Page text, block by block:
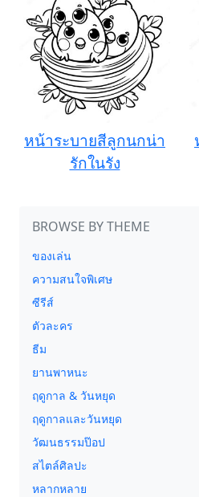
หน้าระบายสีลูกนกน่า
รักในรัง
BROWSE BY THEME
ของเล่น
ความสนใจพิเศษ
ซีรีส์
ตัวละคร
ธีม
ยานพาหนะ
ฤดูกาล & วันหยุด
ฤดูกาลและวันหยุด
วัฒนธรรมป๊อป
สไตล์ศิลปะ
หลากหลาย